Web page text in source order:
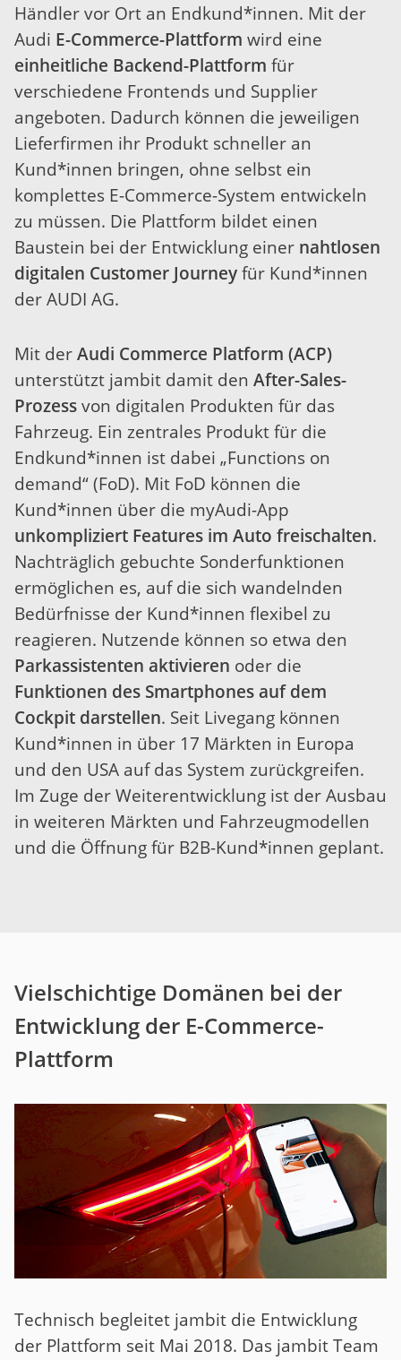
Händler vor Ort an Endkund*innen. Mit der
Audi E-Commerce-Plattform wird eine
einheitliche Backend-Plattform für
verschiedene Frontends und Supplier
angeboten. Dadurch können die jeweiligen
Lieferfirmen ihr Produkt schneller an
Kund*innen bringen, ohne selbst ein
komplettes E-Commerce-System entwickeln
zu müssen. Die Plattform bildet einen
Baustein bei der Entwicklung einer nahtlosen
digitalen Customer Journeyfür Kund*innen
der AUDI AG.
Mit derAudi Commerce Platform (ACP)
unterstützt jambit damit den After-Sales-
Prozessvon digitalen Produkten für das
Fahrzeug. Ein zentrales Produkt für die
Endkund*innen ist dabei „Functions on
demand“ (FoD). Mit FoD können die
Kund*innen über die myAudi-App
unkompliziert Features im Auto freischalten.
Nachträglich gebuchte Sonderfunktionen
ermöglichen es, auf die sich wandelnden
Bedürfnisse der Kund*innen flexibel zu
reagieren. Nutzende können so etwa den
Parkassistenten aktivieren oder die
Funktionen des Smartphones auf dem
Cockpit darstellen. Seit Livegang können
Kund*innen in über 17 Märkten in Europa
und den USA auf das System zurückgreifen.
Im Zuge der Weiterentwicklung ist der Ausbau
in weiteren Märkten und Fahrzeugmodellen
und die Öffnung für B2B-Kund*innen geplant.
Vielschichtige Domänen bei der
Entwicklung der E-Commerce-
Plattform
Technisch begleitet jambit die Entwicklung
der Plattform seit Mai 2018. Das jambit Team